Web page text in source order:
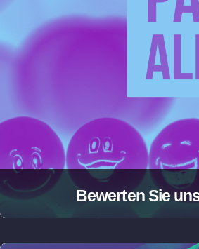
Bewerten Sie